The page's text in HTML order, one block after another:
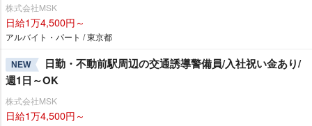
株式会社MSK
日給1万4,500円～
アルバイト・パート / 東京都
NEW
日勤・不動前駅周辺の交通誘導警備員/入社祝い金あり/
週1日～OK
株式会社MSK
日給1万4,500円～